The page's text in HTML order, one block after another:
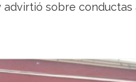
advirtió sobre